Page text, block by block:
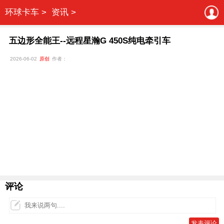
环球卡车 > 资讯 >
五边形全能王--远程星瀚G 450S纯电牵引车
2026-06-02 原创 作者：
评论